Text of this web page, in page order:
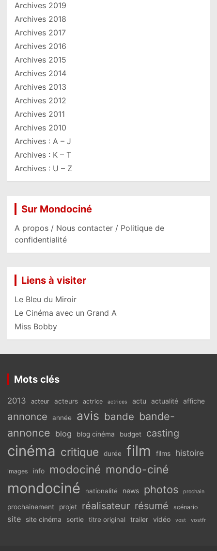
Archives 2019
Archives 2018
Archives 2017
Archives 2016
Archives 2015
Archives 2014
Archives 2013
Archives 2012
Archives 2011
Archives 2010
Archives : A – J
Archives : K – T
Archives : U – Z
Sur Mondociné
A propos / Nous contacter / Politique de
confidentialité
Liens à visiter
Le Bleu du Miroir
Le Cinéma avec un Grand A
Miss Bobby
Mots clés
2013 acteur acteurs actrice actrices actu actualité affiche
annonce année avis bande bande-
annonce blog blog cinéma budget casting
cinéma critique durée film films histoire
images info modociné mondo-ciné
mondociné nationalité news photos prochain
prochainement projet réalisateur résumé scénario
site site cinéma sortie titre original trailer vidéo vost vostfr